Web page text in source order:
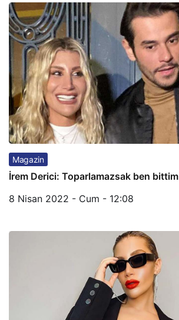
Magazin
İrem Derici: Toparlamazsak ben bittim
8 Nisan 2022 - Cum - 12:08